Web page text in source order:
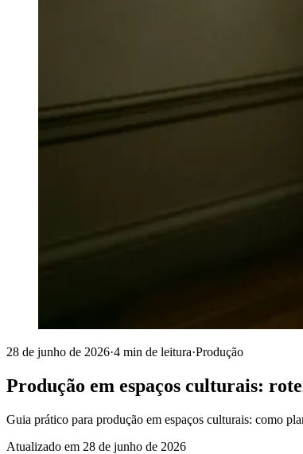
28 de junho de 2026·4 min de leitura·Produção
Produção em espaços culturais:
Guia prático para produção em espaços culturais: como
Atualizado em 28 de junho de 2026